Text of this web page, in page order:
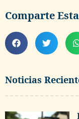
Noticias
Comparte